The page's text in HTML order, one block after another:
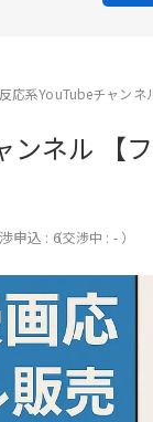
応系YouTubeチャン
ネル 【
申込 : 6
（交渉中 : - ）